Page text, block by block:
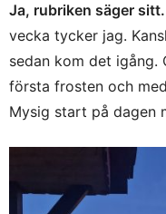
Ja, rubriken säger sitt.
vecka tycker jag.
sedan kom det igång.
första frosten och
Mysig start på dagen